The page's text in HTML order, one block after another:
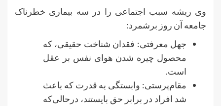
وی ریشه سبب اجتماعی را در سه بیماری خطرناک
جامعه آن روز برشمرد:
جهل معرفتی: فقدان شناخت حقیقی، که
محصول چیره شدن هوای نفس بر عقل
است.
مقام‌پرستی: وابستگی به قدرت که باعث
شد افراد در برابر حق بایستند، درحالی‌که